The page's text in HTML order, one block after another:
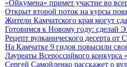
«Ойкумена» примет участие во
Открыт второй поток на курсы
Жители Камчатского края могут
Готовимся к Новому году: сделай
Рецепт вулканического десерта
На Камчатке 9 гидов повысили
Лауреаты Всероссийкого
Сергей Самойленко расскажет о